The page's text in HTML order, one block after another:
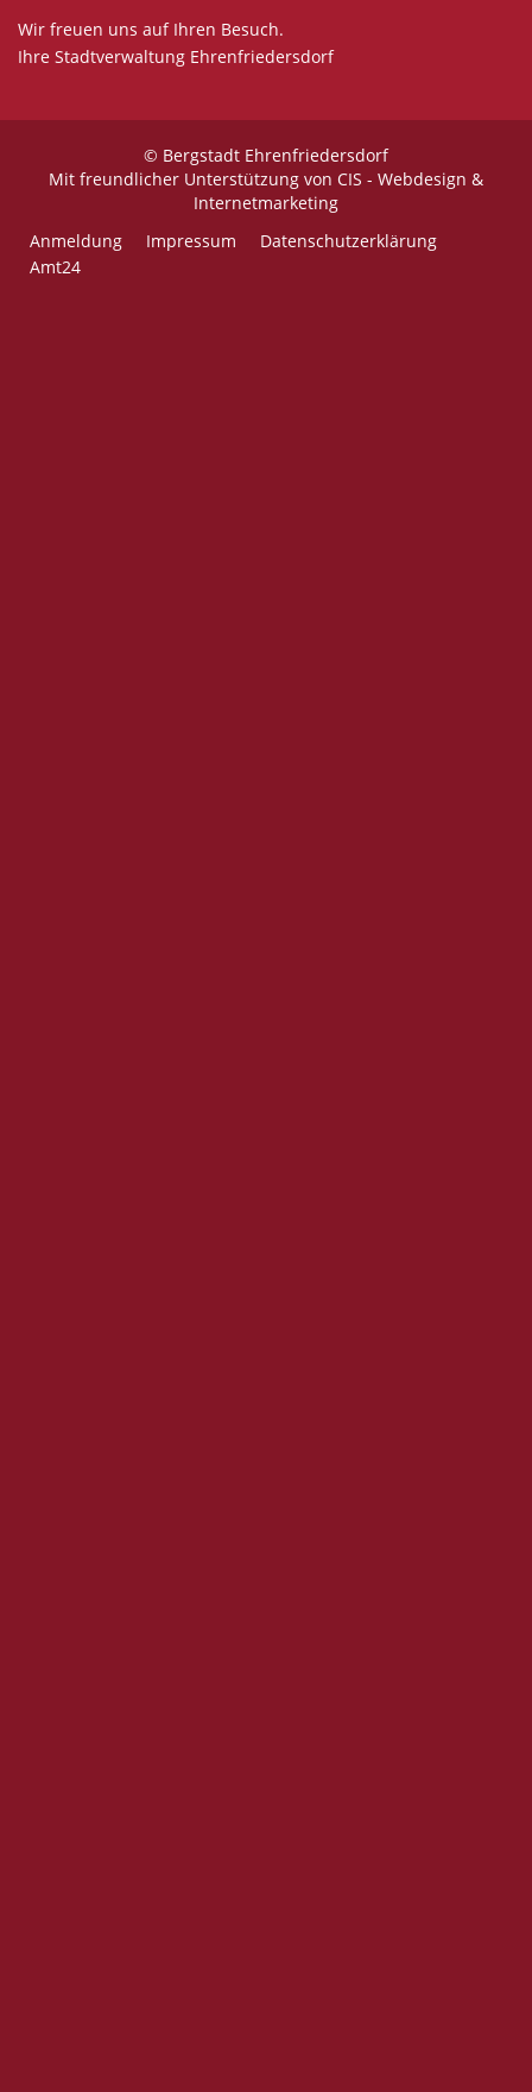
Wir freuen uns auf Ihren Besuch.
Ihre Stadtverwaltung Ehrenfriedersdorf
© Bergstadt Ehrenfriedersdorf
Mit freundlicher Unterstützung von CIS - Webdesign &
Internetmarketing
Anmeldung
Impressum
Datenschutzerklärung
Amt24